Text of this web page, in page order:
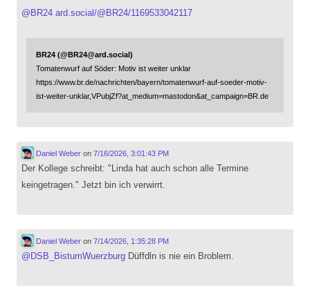
@ BR24 ard.social/@BR24/1169533042117
BR24 (@BR24@ard.social)
Tomatenwurf auf Söder: Motiv ist weiter unklar
https://www.br.de/nachrichten/bayern/tomatenwurf-auf-soeder-motiv-
ist-weiter-unklar,VPubjZf?at_medium=mastodon&at_campaign=BR.de
Daniel Weberon 7/16/2026, 3:01:43 PM
Der Kollege schreibt: "Linda hat auch schon alle Termine
keingetragen." Jetzt bin ich verwirrt.
Daniel Weberon 7/14/2026, 1:35:28 PM
@ DSB_BistumWuerzburg Düffdln is nie ein Broblem.